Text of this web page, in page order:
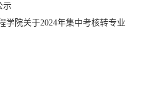
示
学院关于2024年集中考核转专业